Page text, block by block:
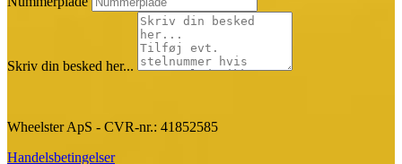
Skriv din besked her...
Wheelster ApS - CVR-nr.: 41852585
Handelsbetingelser